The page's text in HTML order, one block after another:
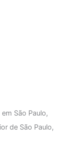
São Paulo,
de São Paulo,